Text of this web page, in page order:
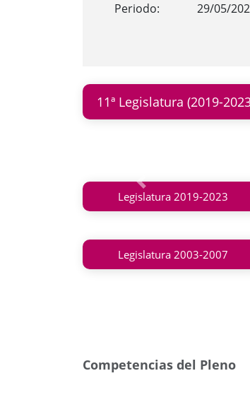
Periodo:
29/05/
11ª Legislatura (2019-
Anterior
Legislatura 2019-2023
Legislatura 2003-2007
Competencias del Pleno